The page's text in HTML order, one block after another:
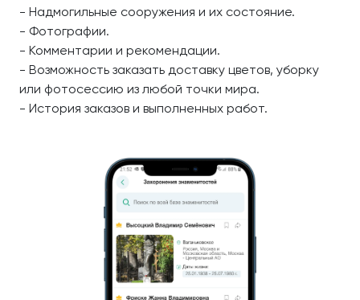
- Надмогильные сооружения и их состояние.
- Фотографии.
- Комментарии и рекомендации.
- Возможность заказать доставку цветов, уборку
или фотосессию из любой точки мира.
- История заказов и выполненных работ.